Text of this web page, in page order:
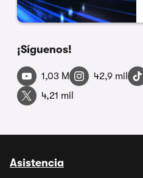
¡Síguenos!
1,03 M 42,9 mil
4,21 mil
Asistencia